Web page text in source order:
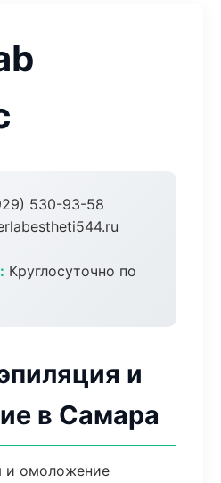
530-93-58
Круглосуточно по
и
в Самара
и омоложение